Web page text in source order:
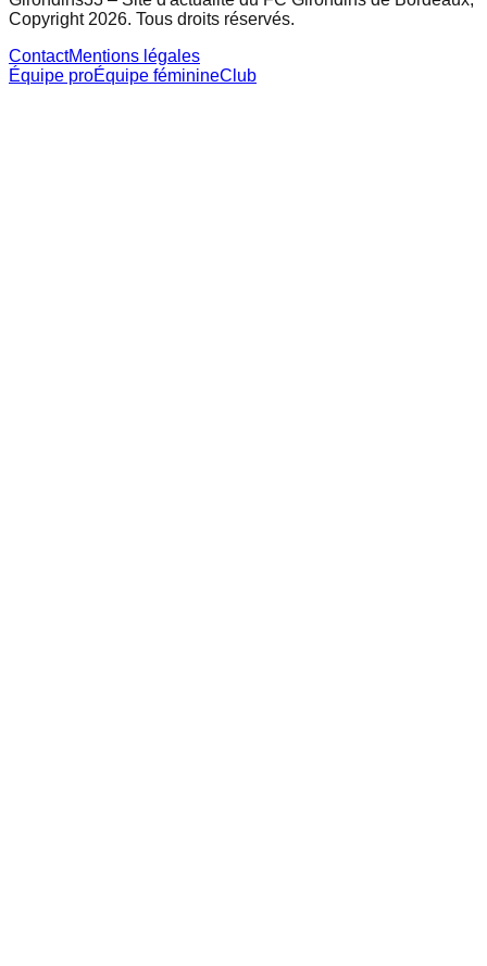
Copyright 2026. Tous droits réservés.
ContactMentions légales
Équipe proÉquipe féminineClub